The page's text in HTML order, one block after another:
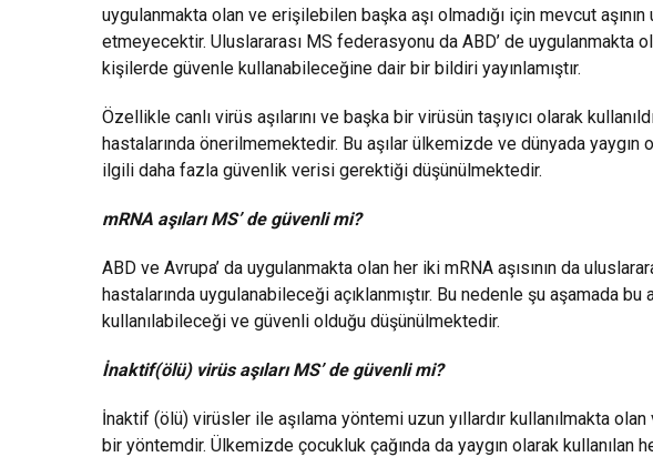
uygulanmakta olan ve erişilebilen başka aşı olmadığı için mevcut
etmeyecektir. Uluslararası MS federasyonu da ABD’ de uygulanmakta
kişilerde güvenle kullanabileceğine dair bir bildiri yayınlamıştır.
Özellikle canlı virüs aşılarını ve başka bir virüsün taşıyıcı olarak
hastalarında önerilmemektedir. Bu aşılar ülkemizde ve dünyada yaygın
ilgili daha fazla güvenlik verisi gerektiği düşünülmektedir.
mRNA aşıları MS’ de güvenli mi?
ABD ve Avrupa’ da uygulanmakta olan her iki mRNA aşısının da
hastalarında uygulanabileceği açıklanmıştır. Bu nedenle şu aşamada bu
kullanılabileceği ve güvenli olduğu düşünülmektedir.
İnaktif(ölü) virüs aşıları MS’ de güvenli mi?
İnaktif (ölü) virüsler ile aşılama yöntemi uzun yıllardır kullanılmakta
bir yöntemdir. Ülkemizde çocukluk çağında da yaygın olarak kullanılan